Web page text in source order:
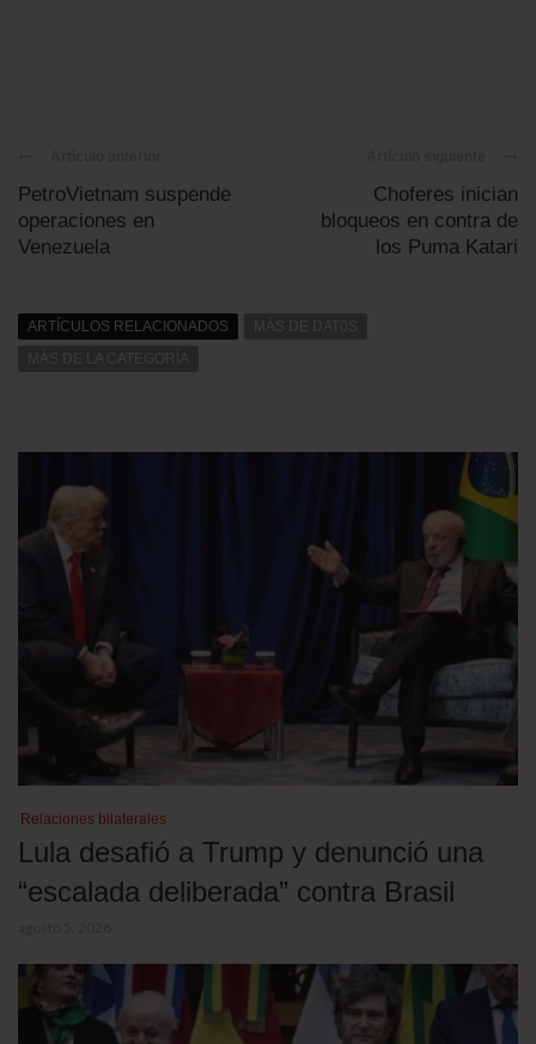
PetroVietnam suspende
operaciones en
Venezuela
Choferes inician
bloqueos en contra de
los Puma Katari
ARTÍCULOS RELACIONADOS
Relaciones bilaterales
Lula desafió a Trump y denunció una
“escalada deliberada” contra Brasil